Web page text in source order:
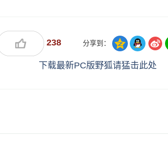
238 分享到：
下载最新PC版野狐请猛击此处